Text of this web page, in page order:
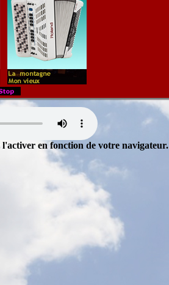
en fonction de votre navigateur.